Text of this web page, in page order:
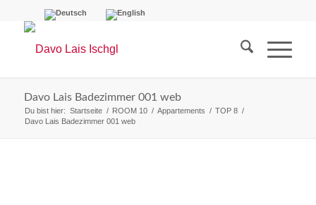
Davo Lais Badezimmer 001 web
Du bist hier: Startseite / ROOM 10 / Appartements / TOP 8 /
Davo Lais Badezimmer 001 web